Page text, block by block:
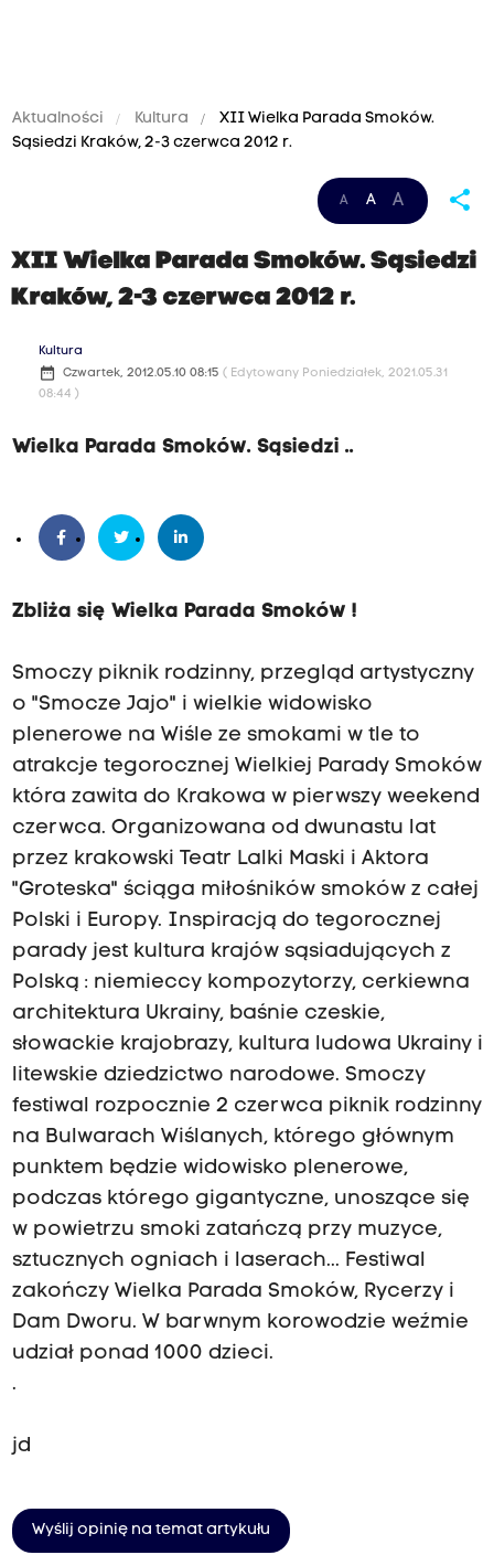
Aktualności Kultura
XII Wielka Parada Smoków.
Sąsiedzi Kraków, 2-3 czerwca 2012 r.
A A A share
XII Wielka Parada Smoków. Sąsiedzi
Kraków, 2-3 czerwca 2012 r.
Kultura
date_range Czwartek, 2012.05.10 08:15 ( Edytowany Poniedziałek, 2021.05.31
08:44 )
Wielka Parada Smoków. Sąsiedzi ..
Zbliża się Wielka Parada Smoków !
Smoczy piknik rodzinny, przegląd artystyczny
o "Smocze Jajo" i wielkie widowisko
plenerowe na Wiśle ze smokami w tle to
atrakcje tegorocznej Wielkiej Parady Smoków
która zawita do Krakowa w pierwszy weekend
czerwca. Organizowana od dwunastu lat
przez krakowski Teatr Lalki Maski i Aktora
"Groteska" ściąga miłośników smoków z całej
Polski i Europy. Inspiracją do tegorocznej
parady jest kultura krajów sąsiadujących z
Polską : niemieccy kompozytorzy, cerkiewna
architektura Ukrainy, baśnie czeskie,
słowackie krajobrazy, kultura ludowa Ukrainy i
litewskie dziedzictwo narodowe. Smoczy
festiwal rozpocznie 2 czerwca piknik rodzinny
na Bulwarach Wiślanych, którego głównym
punktem będzie widowisko plenerowe,
podczas którego gigantyczne, unoszące się
w powietrzu smoki zatańczą przy muzyce,
sztucznych ogniach i laserach... Festiwal
zakończy Wielka Parada Smoków, Rycerzy i
Dam Dworu. W barwnym korowodzie weźmie
udział ponad 1000 dzieci.
.
jd
Wyślij opinię na temat artykułu